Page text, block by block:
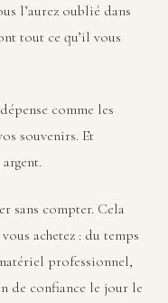
l’aurez oublié dans
tout ce qu’il vous
comme les
souvenirs. Et
sans compter. Cela
achetez : du temps
professionnel,
de confiance le jour le